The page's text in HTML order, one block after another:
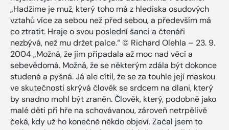
„Hadžime je muž, který toho má z hlediska osudových
vztahů více za sebou než před sebou, a především má
co ztratit. Hraje o svou poslední šanci a čtenáři
nezbývá, než mu držet palce.“ © Richard Olehla – 23. 9.
2004 „Možná, že jim připadala až moc nad věcí a
sebevědomá. Možná, že se některým zdála být dokonce
studená a pyšná. Já ale cítil, že se za touhle její maskou
ve skutečnosti skrývá člověk se srdcem na dlani, který
by snadno mohl být zraněn. Člověk, který, podobně jako
malé děti při hře na schovávanou, zároveň netrpělivě
čeká, kdy už ho konečně někdo objeví. Začal jsem to